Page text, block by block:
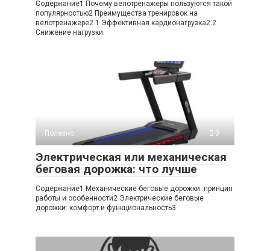
Содержание1 Почему велотренажеры пользуются такой
популярностью2 Преимущества тренировок на
велотренажере2.1 Эффективная кардионагрузка2.2
Снижение нагрузки
Полезно 0
Электрическая или механическая
беговая дорожка: что лучше
Содержание1 Механические беговые дорожки: принцип
работы и особенности2 Электрические беговые
дорожки: комфорт и функциональность3